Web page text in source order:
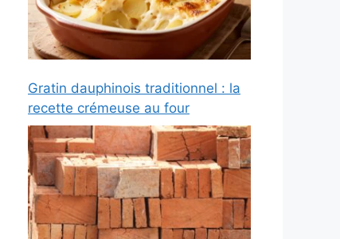
Gratin dauphinois traditionnel : la
recette crémeuse au four